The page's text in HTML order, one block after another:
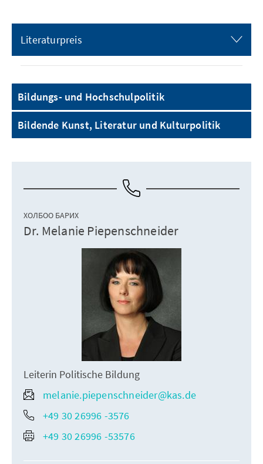
Literaturpreis
Bildungs- und Hochschulpolitik
Bildende Kunst, Literatur und Kulturpolitik
ХОЛБОО БАРИХ
Dr. Melanie Piepenschneider
Leiterin Politische Bildung
melanie.piepenschneider@kas.de
+49 30 26996 -3576
+49 30 26996 -53576